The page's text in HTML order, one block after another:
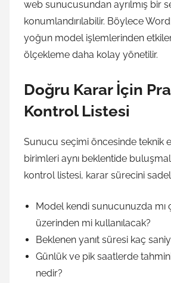
web sunucusundan ayrılmış bir
konumlandırılabilir. Böylece
yoğun model işlemlerinden
ölçekleme daha kolay yönetilir.
Doğru Karar İçin
Kontrol Listesi
Sunucu seçimi öncesinde teknik
birimleri aynı beklentide
kontrol listesi, karar sürecini
Model kendi sunucunuzda mı
üzerinden mi kullanılacak?
Beklenen yanıt süresi kaç
Günlük ve pik saatlerde tahmini
nedir?